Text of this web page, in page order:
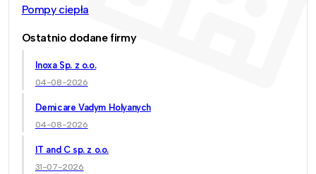
Pompy ciepła
Ostatnio dodane firmy
Inoxa Sp. z o.o.
04-08-2026
Demicare Vadym Holyanych
04-08-2026
IT and C sp. z o.o.
31-07-2026